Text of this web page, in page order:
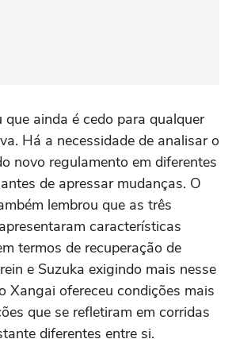
ainda é cedo para qualquer
Há a necessidade de analisar o
novo regulamento em diferentes
de apressar mudanças. O
lembrou que as três
características
termos de recuperação de
e Suzuka exigindo mais nesse
Xangai ofereceu condições mais
que se refletiram em corridas
diferentes entre si.